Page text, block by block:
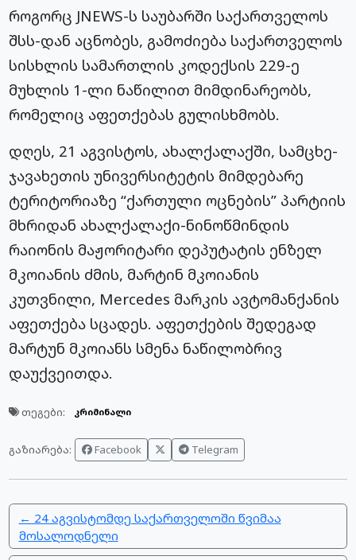
როგორც JNEWS-ს საუბარში საქართველოს
შსს-დან აცნობეს, გამოძიება საქართველოს
სისხლის სამართლის კოდექსის 229-ე
მუხლის 1-ლი ნაწილით მიმდინარეობს,
რომელიც აფეთქებას გულისხმობს.
დღეს, 21 აგვისტოს, ახალქალაქში, სამცხე-
ჯავახეთის უნივერსიტეტის მიმდებარე
ტერიტორიაზე “ქართული ოცნების” პარტიის
მხრიდან ახალქალაქი-ნინოწმინდის
რაიონის მაჟორიტარი დეპუტატის ენზელ
მკოიანის ძმის, მარტინ მკოიანის
კუთვნილი, Mercedes მარკის ავტომანქანის
აფეთქება სცადეს. აფეთქების შედეგად
მარტუნ მკოიანს სმენა ნაწილობრივ
დაუქვეითდა.
თეგები: კრიმინალი
გაზიარება: Facebook Telegram
← 24 აგვისტომდე საქართველოში წვიმაა
მოსალოდნელი